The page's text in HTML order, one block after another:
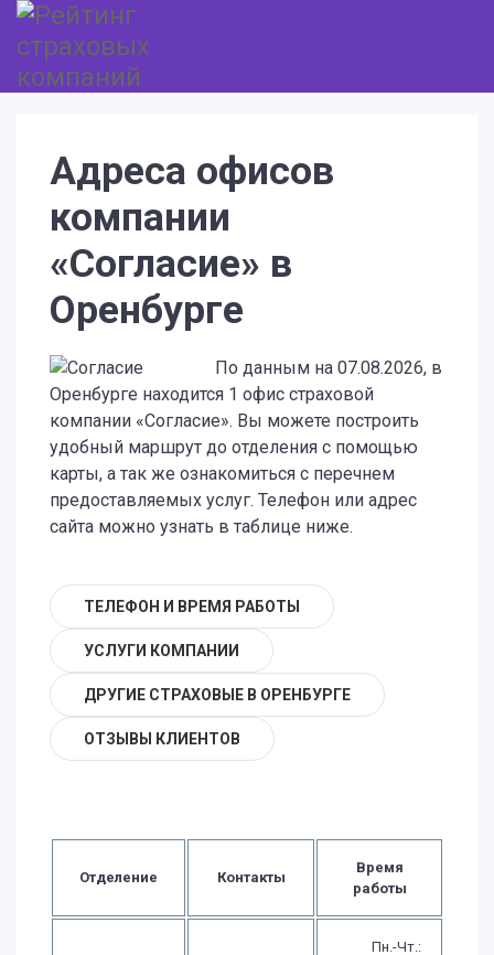
Адреса офисов
компании
«Согласие» в
Оренбурге
По данным на 07.08.2026, в
Оренбурге находится 1 офис страховой
компании «Согласие». Вы можете построить
удобный маршрут до отделения с помощью
карты, а так же ознакомиться с перечнем
предоставляемых услуг. Телефон или адрес
сайта можно узнать в таблице ниже.
ТЕЛЕФОН И ВРЕМЯ РАБОТЫ
УСЛУГИ КОМПАНИИ
ДРУГИЕ СТРАХОВЫЕ В ОРЕНБУРГЕ
ОТЗЫВЫ КЛИЕНТОВ
Отделение Контакты
Время
работы
Пн.-Чт.: